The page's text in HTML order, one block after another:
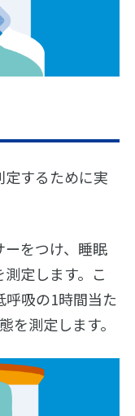
するために実
をつけ、睡眠
定します。こ
吸の1時間当た
を測定します。